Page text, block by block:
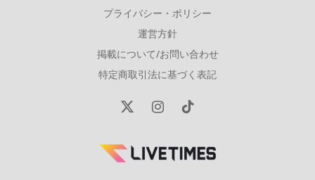
プライバシー・ポリシー
運営方針
掲載について/お問い合わせ
特定商取引法に基づく表記
X
InstagramTikTok